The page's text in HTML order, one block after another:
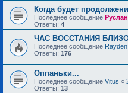
Когда будет
Последнее сообщение Руслан
Ответы: 4
ЧАС ВОССТАНИЯ
Последнее сообщение Rayden
Ответы: 176
Оппаньки...
Последнее сообщение Vitus «
Ответы: 13